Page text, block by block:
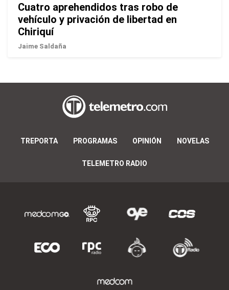
Cuatro aprehendidos tras robo de
vehículo y privación de libertad en
Chiriquí
Jaime Saldaña
TREPORTA PROGRAMAS OPINIÓN NOVELAS
TELEMETRO RADIO